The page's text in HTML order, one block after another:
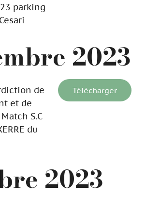
parking
2023
de
et de
S.C
du
Télécharger
2023